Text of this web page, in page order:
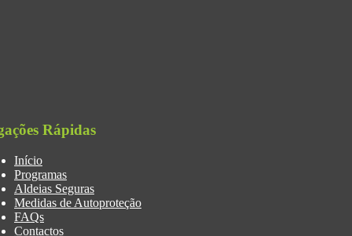
Rápidas
Início
Programas
Aldeias Seguras
Medidas de Autoproteção
FAQs
Contactos